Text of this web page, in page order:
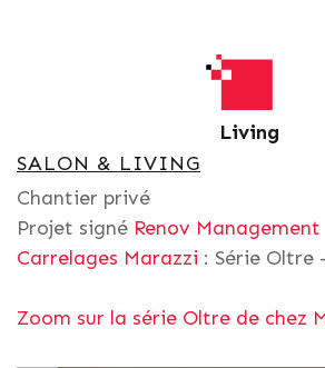
Living
SALON & LIVING
Chantier privé
Projet signé Renov Management
Carrelages Marazzi : Série Oltre
Zoom sur la série Oltre de chez